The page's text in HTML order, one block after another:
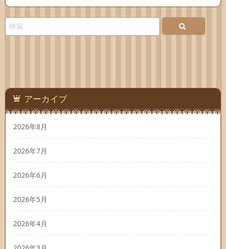
アーカイブ
2026年8月
2026年7月
2026年6月
2026年5月
2026年4月